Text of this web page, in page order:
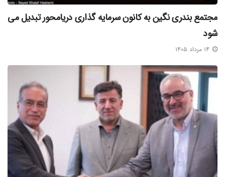
مجتمع بندری نگین به کانون سرمایه‌ گذاری دریامحور تبدیل می‌
شود